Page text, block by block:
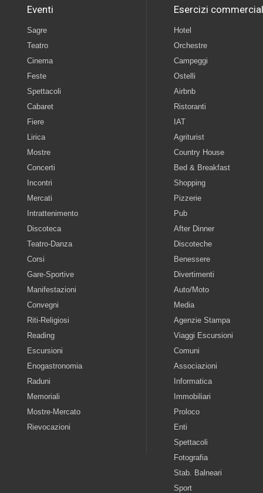
Eventi
Sagre
Teatro
Cinema
Feste
Spettacoli
Cabaret
Fiere
Lirica
Mostre
Concerti
Incontri
Mercati
Intrattenimento
Discoteca
Teatro-Danza
Corsi
Gare-Sportive
Manifestazioni
Convegni
Riti-Religiosi
Reading
Escursioni
Enogastronomia
Raduni
Memoriali
Mostre-Mercato
Rievocazioni
Esercizi
Hotel
Orchestre
Campeggi
Ostelli
Airbnb
Ristoranti
IAT
Agriturist
Country House
Bed & Breakfast
Shopping
Pizzerie
Pub
After Dinner
Discoteche
Benessere
Divertimenti
Auto/Moto
Media
Agenzie Stampa
Viaggi Escursioni
Comuni
Associazioni
Informatica
Immobiliari
Proloco
Enti
Spettacoli
Fotografia
Stab. Balneari
Sport